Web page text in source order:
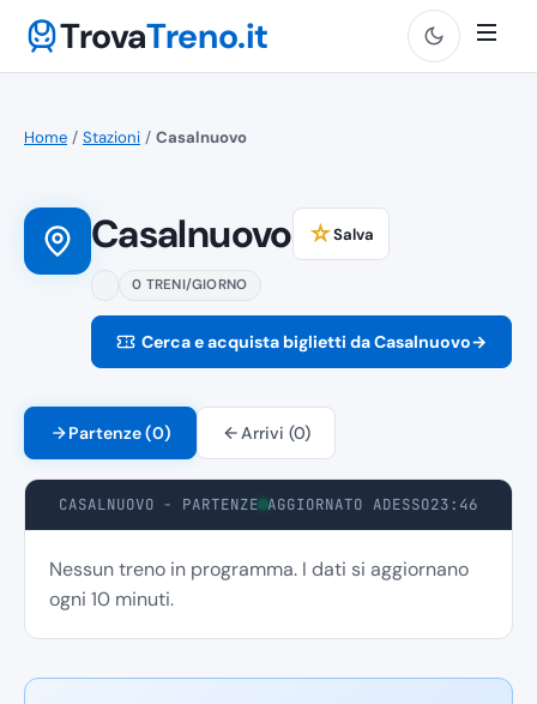
TrovaTreno.it
Home / Stazioni / Casalnuovo
Casalnuovo ☆Salva
0 TRENI/GIORNO
Cerca e acquista biglietti da Casalnuovo→
Partenze (0) Arrivi (0)
CASALNUOVO - PARTENZE AGGIORNATO ADESSO23:46
Nessun treno in programma. I dati si aggiornano
ogni 10 minuti.